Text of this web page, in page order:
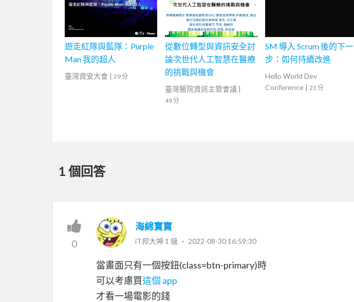
遊走紅隊與藍隊：Purple
Man 我的超人
臺灣資安大會 | 29 分
從數位轉型與資訊安全討
論次世代人工智慧在醫療
的挑戰與機會
臺灣醫院資訊主管會議 |
49 分
SM 導入 Scrum 後的下一
步：如何持續改進
Hello World Dev
Conference | 23 分
1 個回答
0
海綿寶寶
iT邦大神 1 級 ‧ 2022-08-30 16:59:30
當畫面只有一個按鈕(class=btn-primary)時
可以考慮買這個 app
才看一場電影的錢